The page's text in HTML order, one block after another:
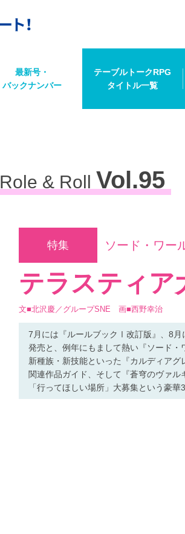
最新号・
バックナンバー
テーブルトークRPG
タイトル一覧
Role & Roll Vol.95
特集 ソード・ワー
テラスティア
文■北沢慶／グループSNE 画■西野幸治
7月には『ルールブックⅠ改訂版』、8月
発売と、例年にもまして熱い『ソード・
新種族・新技能といった『カルディア
関連作品ガイド、そして『蒼穹のヴァ
「行ってほしい場所」大募集という豪